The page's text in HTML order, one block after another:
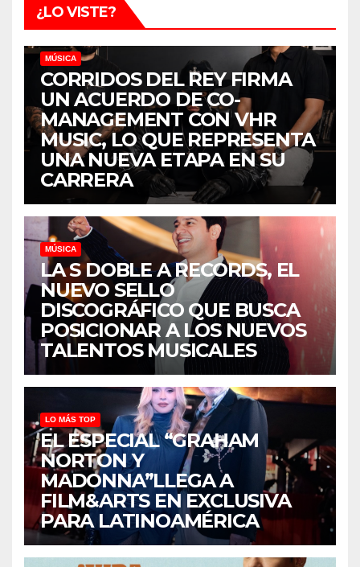
¿LO VISTE?
MÚSICA
CORRIDOS DEL REY FIRMA
UN ACUERDO DE CO-
MANAGEMENT CON VHR
MUSIC, LO QUE REPRESENTA
UNA NUEVA ETAPA EN SU
CARRERA
MÚSICA
LA S DOBLE A RECORDS, EL
NUEVO SELLO
DISCOGRÁFICO QUE BUSCA
POSICIONAR A LOS NUEVOS
TALENTOS MUSICALES
LO MÁS TOP
EL ESPECIAL “GRAHAM
NORTON Y
MADONNA”LLEGA A
FILM&ARTS EN EXCLUSIVA
PARA LATINOAMÉRICA